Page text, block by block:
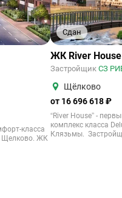
класса
Щелково. ЖК
Сдан
ЖК River
Застройщик СЗ
Щёлково
от 16 696 618 ₽
“River House” -
комплекс класса
Клязьмы.